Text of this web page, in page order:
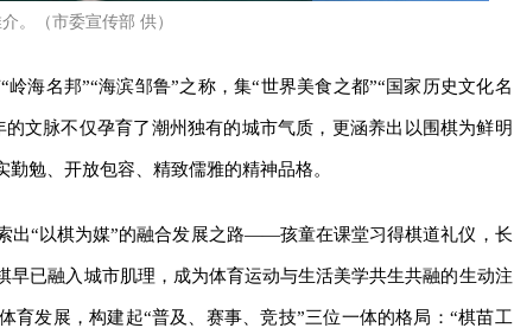
。（市委宣传部 供）
海名邦”“海滨邹鲁”之称，集“世界美食之都”“国家历史文化名
文脉不仅孕育了潮州独有的城市气质，更涵养出以围棋为鲜明
勉、开放包容、精致儒雅的精神品格。
出“以棋为媒”的融合发展之路——孩童在课堂习得棋道礼仪，长
已融入城市肌理，成为体育运动与生活美学共生共融的生动注
育发展，构建起“普及、赛事、竞技”三位一体的格局：“棋苗工